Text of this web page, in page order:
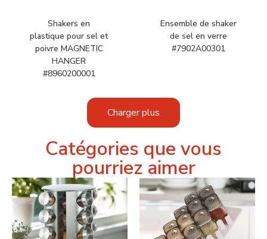
Shakers en
plastique pour sel et
poivre MAGNETIC
HANGER
#8960200001
Ensemble de shaker
de sel en verre
#7902A00301
Charger plus
Catégories que vous
pourriez aimer